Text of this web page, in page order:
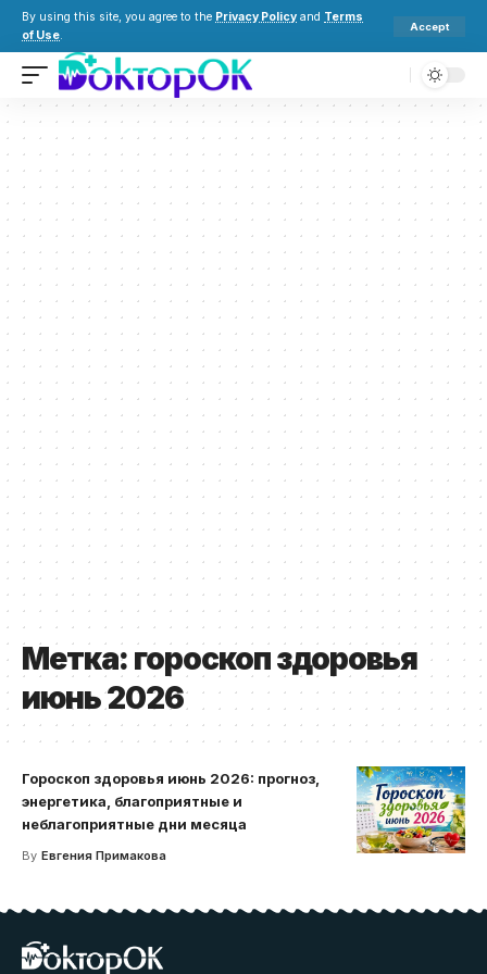
By using this site, you agree to the Privacy Policy and Terms
of Use.
Accept
Метка: гороскоп здоровья
июнь 2026
Гороскоп здоровья июнь 2026: прогноз,
энергетика, благоприятные и
неблагоприятные дни месяца
By Евгения Примакова